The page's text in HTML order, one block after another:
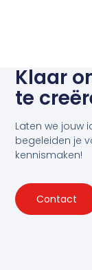
Klaar
te
Laten we jouw
begeleiden je
kennismaken!
Contact